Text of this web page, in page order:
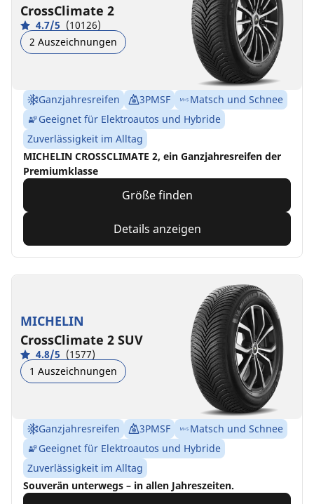
CrossClimate 2
4.7/5 (10126)
2 Auszeichnungen
Ganzjahresreifen 3PMSF
Matsch und Schnee
Geeignet für Elektroautos und Hybride
Zuverlässigkeit im Alltag
MICHELIN CROSSCLIMATE 2, ein Ganzjahresreifen der
Premiumklasse
Größe finden
Details anzeigen
MICHELIN
CrossClimate 2 SUV
4.8/5 (1577)
1 Auszeichnungen
Ganzjahresreifen 3PMSF
Matsch und Schnee
Geeignet für Elektroautos und Hybride
Zuverlässigkeit im Alltag
Souverän unterwegs – in allen Jahreszeiten.